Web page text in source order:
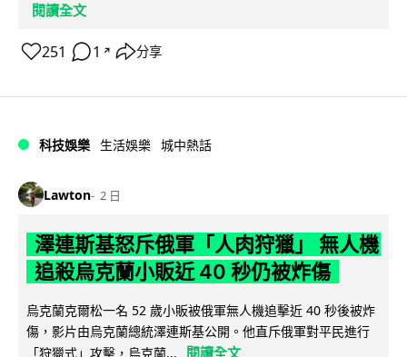
閱讀全文
251 1 ↗ 分享
科技娛樂 生活娛樂 城中熱話
Lawton 2 日
澤連斯基怒斥俄軍「人肉狩獵」 無人機
追殺烏克蘭小販近 40 秒仍被炸傷
烏克蘭克爾松一名 52 歲小販被俄軍無人機追擊近 40 秒後被炸
傷，影片由烏克蘭總統澤連斯基公開。他直斥俄軍對平民進行
「狩獵式」攻擊，烏克蘭...
閱讀全文